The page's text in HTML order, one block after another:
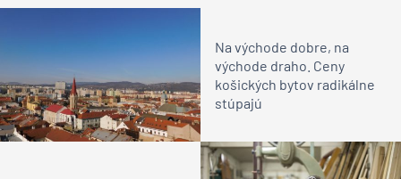
Na východe dobre, na
východe draho. Ceny
košických bytov radikálne
stúpajú